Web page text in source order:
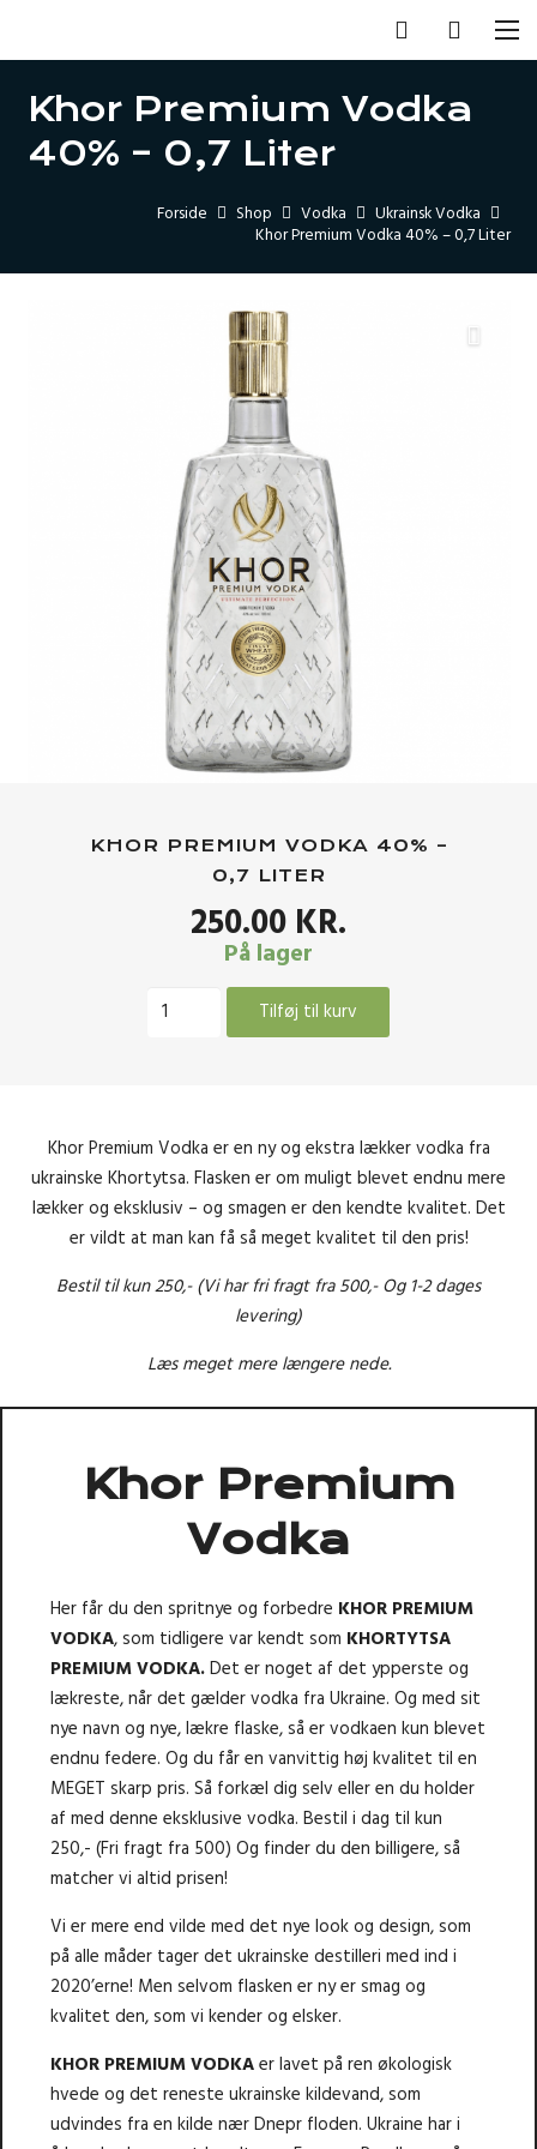
Khor Premium Vodka
40% – 0,7 Liter
Forside Shop Vodka
Ukrainsk Vodka
Khor Premium Vodka 40% – 0,7 Liter
KHOR PREMIUM VODKA 40% –
0,7 LITER
250.00 KR.
På lager
Khor
Premium
0,7
Liter
antal
Tilføj til kurv
Khor Premium Vodka er en ny og ekstra lækker vodka fra
ukrainske Khortytsa. Flasken er om muligt blevet endnu mere
lækker og eksklusiv – og smagen er den kendte kvalitet. Det
er vildt at man kan få så meget kvalitet til den pris!
Bestil til kun 250,- (Vi har fri fragt fra 500,- Og 1-2 dages
levering)
Læs meget mere længere nede.
Khor Premium
Vodka
Her får du den spritnye og forbedre KHOR PREMIUM
VODKA, som tidligere var kendt som KHORTYTSA
PREMIUM VODKA.Det er noget af det ypperste og
lækreste, når det gælder vodka fra Ukraine. Og med sit
nye navn og nye, lækre flaske, så er vodkaen kun blevet
endnu federe. Og du får en vanvittig høj kvalitet til en
MEGET skarp pris. Så forkæl dig selv eller en du holder
af med denne eksklusive vodka. Bestil i dag til kun
250,- (Fri fragt fra 500) Og finder du den billigere, så
matcher vi altid prisen!
Vi er mere end vilde med det nye look og design, som
på alle måder tager det ukrainske destilleri med ind i
2020’erne! Men selvom flasken er ny er smag og
kvalitet den, som vi kender og elsker.
KHOR PREMIUM VODKAer lavet på ren økologisk
hvede og det reneste ukrainske kildevand, som
udvindes fra en kilde nær Dnepr floden. Ukraine har i